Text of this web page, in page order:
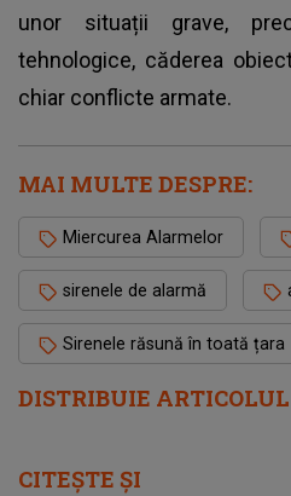
DISTRIBUIE ARTICOLUL
unor situații grave,
tehnologice, căderea
chiar conflicte armate.
MAI MULTE DESPRE:
Miercurea Alarmelor
sirenele de alarmă
Sirenele răsună în toată țara
CITEȘTE ȘI